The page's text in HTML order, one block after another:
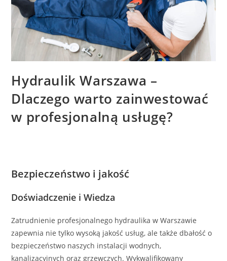
Hydraulik Warszawa –
Dlaczego warto zainwestować
w profesjonalną usługę?
Bezpieczeństwo i jakość
Doświadczenie i Wiedza
Zatrudnienie profesjonalnego hydraulika w Warszawie
zapewnia nie tylko wysoką jakość usług, ale także dbałość o
bezpieczeństwo naszych instalacji wodnych,
kanalizacyjnych oraz grzewczych. Wykwalifikowany